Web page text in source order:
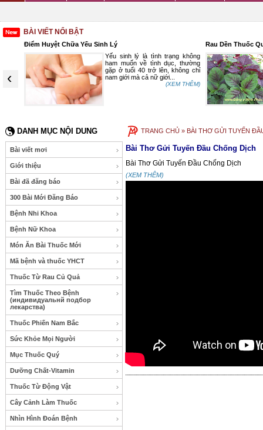
BÀI VIẾT NỔI BẬT
‹
tác
Điểm Huyệt Chữa Yếu Sinh Lý
Yếu sinh lý là tình trạng không
ham muốn về tình dục, thường
gặp ở tuổi 40 trở lên, không chỉ
nam giới mà cả nữ giới...
(XEM THÊM)
Rau Dền Thuốc
DANH MỤC NỘI DUNG
Bài viết mơi
Giới thiệu
Bài đã đăng báo
300 Bài Mới Đăng Báo
Bệnh Nhi Khoa
Bệnh Nữ Khoa
Món Ăn Bài Thuốc Mới
Mã bệnh và thuốc YHCT
Thuốc Từ Rau Củ Quả
Tìm Thuốc Theo Bệnh
(индивидуальнй подбор
лекарства)
Thuốc Phiến Nam Bắc
Sức Khỏe Mọi Người
Mục Thuốc Quý
Dưỡng Chất-Vitamin
Thuốc Từ Động Vật
Cây Cảnh Làm Thuốc
Nhìn Hình Đoán Bệnh
TRANG CHỦ » BÀI THƠ GỬI TUYẾN
Bài Thơ Gửi Tuyến Đầu Chống Dịch
Bài Thơ Gửi Tuyến Đầu Chống Dịch
(XEM THÊM)